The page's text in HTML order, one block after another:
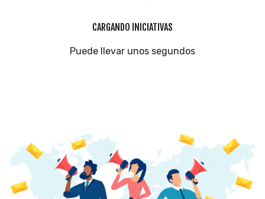
CARGANDO INICIATIVAS
Puede llevar unos segundos